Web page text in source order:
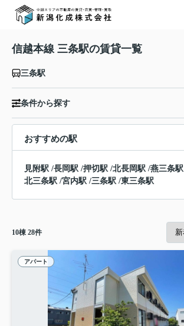
信越本線 三条駅の賃貸一覧
三条駅
条件から探す
おすすめの駅
見附駅 /長岡駅 /押切駅 /北長岡駅 /燕三条駅
北三条駅 /宮内駅 /三条駅 /東三条駅
10棟 28件
アパート